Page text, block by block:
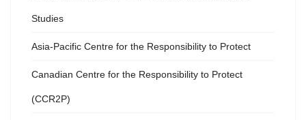
Studies
Asia-Pacific Centre for the Responsibility to Protect
Canadian Centre for the Responsibility to Protect
(CCR2P)